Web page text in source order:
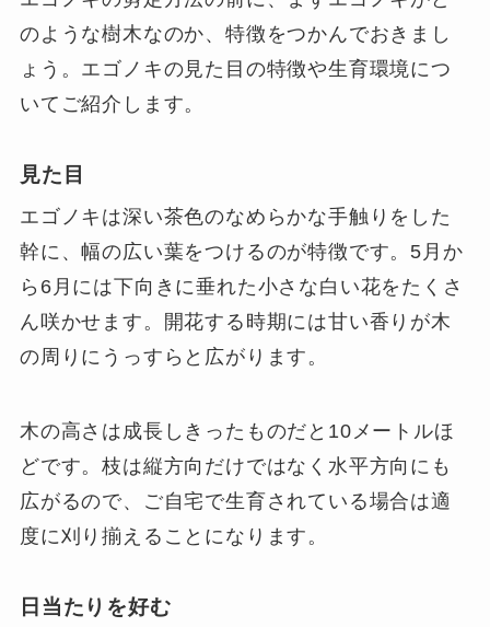
のような樹木なのか、特徴をつかんでおきまし
ょう。エゴノキの見た目の特徴や生育環境につ
いてご紹介します。
見た目
エゴノキは深い茶色のなめらかな手触りをした
幹に、幅の広い葉をつけるのが特徴です。5月か
ら6月には下向きに垂れた小さな白い花をたくさ
ん咲かせます。開花する時期には甘い香りが木
の周りにうっすらと広がります。
木の高さは成長しきったものだと10メートルほ
どです。枝は縦方向だけではなく水平方向にも
広がるので、ご自宅で生育されている場合は適
度に刈り揃えることになります。
日当たりを好む